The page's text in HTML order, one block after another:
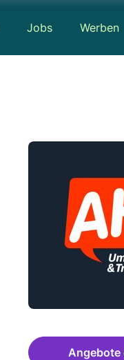
Jobs Werben
Angebote